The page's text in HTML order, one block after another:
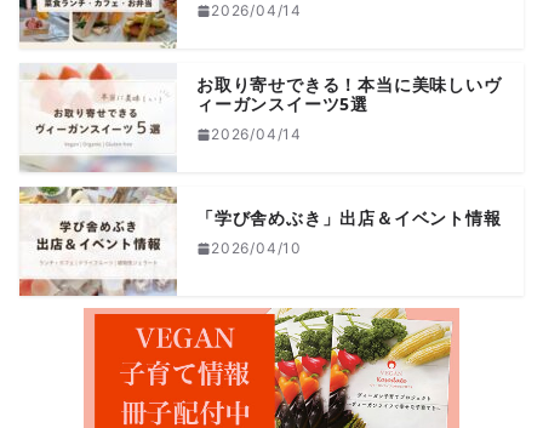
2026/04/14
お取り寄せできる！本当に美味しいヴ
ィーガンスイーツ5選
2026/04/14
「学び舎めぶき」出店＆イベント情報
2026/04/10